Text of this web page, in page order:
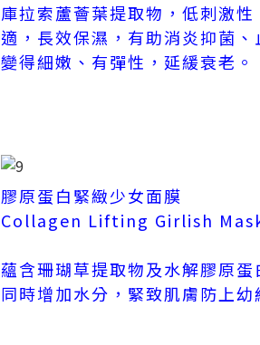
庫拉索蘆薈葉提取物，低刺激
適，長效保濕，有助消炎抑菌
變得細嫩、有彈性，延緩衰老。
膠原蛋白緊緻少女面膜
Collagen Lifting Girlish
蘊含珊瑚草提取物及水解膠原蛋
同時增加水分，緊致肌膚防上幼